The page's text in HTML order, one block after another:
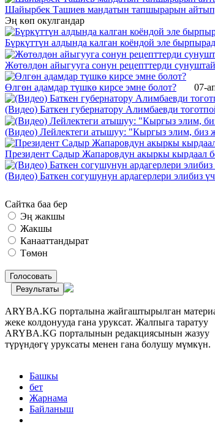
Шайырбек Ташиев мандатын тапшырарын
Эң көп окулгандар
Бүркүттүн алдында калган коёндой эле
Жөтөлдөн айыгууга сонун рецепттерди
Өлгөн адамдар түшкө кирсе эмне болот? 07-
(Видео) Баткен губернатору Алимбаевди
(Видео) Лейлектеги атышуу: "Кыргыз элим, биз
Президент Садыр Жапаровдун акыркы кырдаал
(Видео) Баткен согушунун ардагерлери элибиз
Сайтка баа бер
Эң жакшы
Жакшы
Канааттандырат
Төмөн
Голосовать
Результаты
ARYBA.KG порталына жайгаштырылган
жеке колдонууда гана уруксат. Жалпыга таратуу
ARYBA.KG порталынын редакциясынын жазуу
түрүндөгү уруксаты менен гана болушу мүмкүн.
Башкы
бет
Жарнама
Байланыш